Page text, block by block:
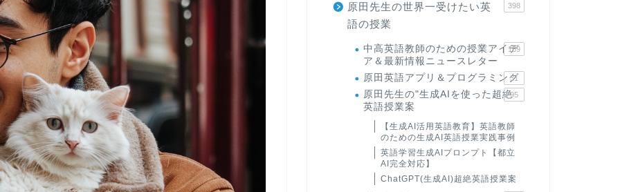
原田先生の世界一受けたい英
語の授業
398
中高英語教師のための授業アイデ
ア＆最新情報ニュースレター
169
原田英語アプリ＆プログラミング
31
原田先生の"生成AIを使った超絶
英語授業案
95
【生成AI活用英語教育】英語教師
のための生成AI英語授業実践事例
英語学習生成AIプロンプト【都立
AI完全対応】
ChatGPT(生成AI)超絶英語授業案